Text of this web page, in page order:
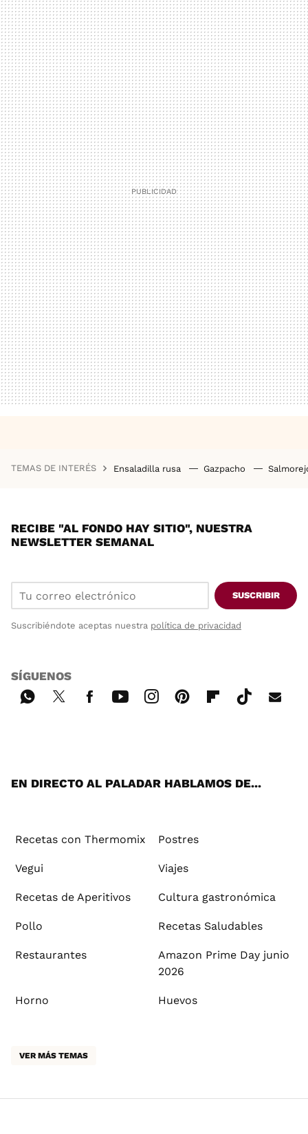
TEMAS DE INTERÉS Ensaladilla rusa Gazpacho
RECIBE "AL FONDO HAY SITIO", NUESTRA
NEWSLETTER SEMANAL
SUSCRIBIR
Suscribiéndote aceptas nuestra política de privacidad
SÍGUENOS
EN DIRECTO AL PALADAR HABLAMOS DE...
Recetas con Thermomix Postres
Vegui Viajes
Recetas de Aperitivos Cultura gastronómica
Pollo Recetas Saludables
Restaurantes
Amazon Prime Day junio
2026
Horno Huevos
VER MÁS TEMAS